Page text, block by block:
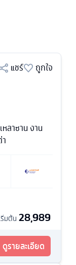
แชร์
ถูกใจ
หลาซาน งาน
ริ่มต้น 28,989
ดูรายละเอียด